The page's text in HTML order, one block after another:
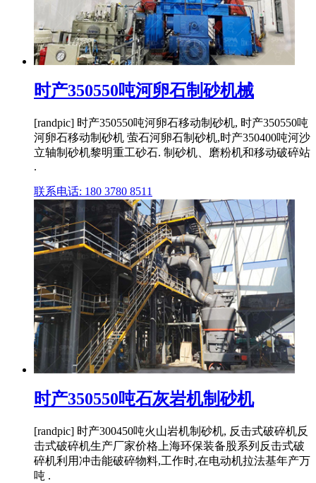
时产350550吨河卵石制砂机械
[randpic] 时产350550吨河卵石移动制砂机, 时产350550吨
河卵石移动制砂机 萤石河卵石制砂机,时产350400吨河沙
立轴制砂机黎明重工砂石. 制砂机、磨粉机和移动破碎站
.
联系电话: 180 3780 8511
时产350550吨石灰岩机制砂机
[randpic] 时产300450吨火山岩机制砂机, 反击式破碎机反
击式破碎机生产厂家价格上海环保装备股系列反击式破
碎机利用冲击能破碎物料,工作时,在电动机拉法基年产万
吨 .